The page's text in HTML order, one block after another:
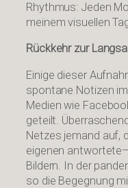
Rhythmus: Jeden
meinem visuellen
Rückkehr zur
Einige dieser
spontane Notizen
Medien wie
geteilt.
Netzes jemand auf,
eigenen
Bildern. In der
so die Begegnung